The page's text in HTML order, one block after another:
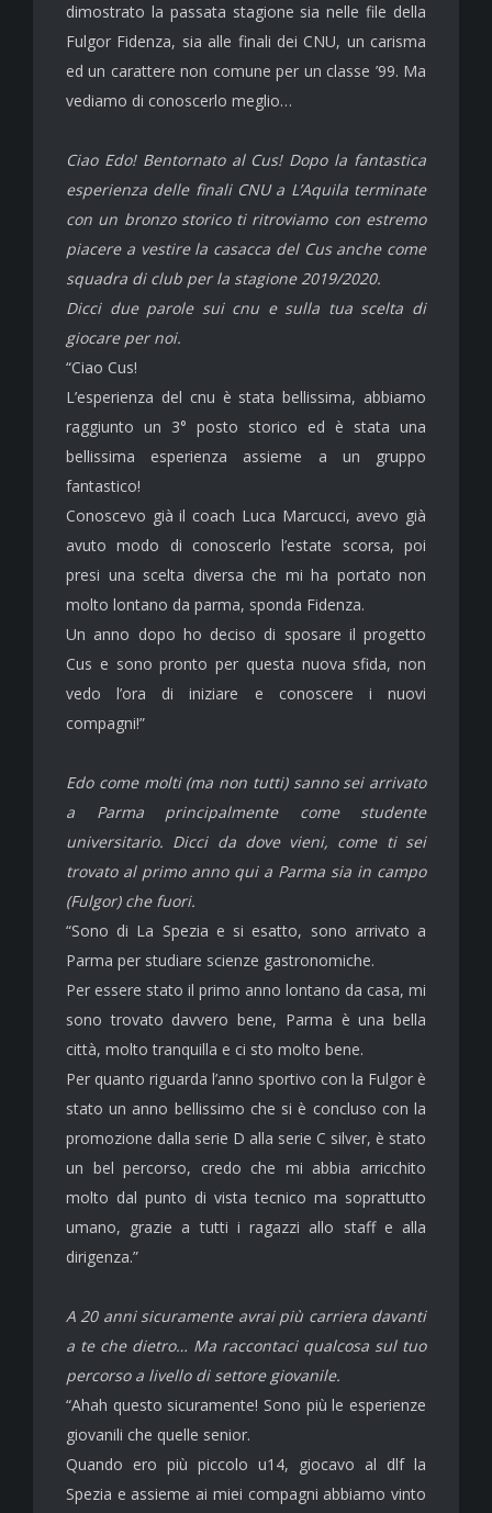
dimostrato la passata stagione sia nelle file della
Fulgor Fidenza, sia alle finali dei CNU, un carisma
ed un carattere non comune per un classe ’99. Ma
vediamo di conoscerlo meglio…
Ciao Edo! Bentornato al Cus! Dopo la fantastica
esperienza delle finali CNU a L’Aquila terminate
con un bronzo storico ti ritroviamo con estremo
piacere a vestire la casacca del Cus anche come
squadra di club per la stagione 2019/2020.
Dicci due parole sui cnu e sulla tua scelta di
giocare per noi.
“Ciao Cus!
L’esperienza del cnu è stata bellissima, abbiamo
raggiunto un 3° posto storico ed è stata una
bellissima esperienza assieme a un gruppo
fantastico!
Conoscevo già il coach Luca Marcucci, avevo già
avuto modo di conoscerlo l’estate scorsa, poi
presi una scelta diversa che mi ha portato non
molto lontano da parma, sponda Fidenza.
Un anno dopo ho deciso di sposare il progetto
Cus e sono pronto per questa nuova sfida, non
vedo l’ora di iniziare e conoscere i nuovi
compagni!”
Edo come molti (ma non tutti) sanno sei arrivato
a Parma principalmente come studente
universitario. Dicci da dove vieni, come ti sei
trovato al primo anno qui a Parma sia in campo
(Fulgor) che fuori.
“Sono di La Spezia e si esatto, sono arrivato a
Parma per studiare scienze gastronomiche.
Per essere stato il primo anno lontano da casa, mi
sono trovato davvero bene, Parma è una bella
città, molto tranquilla e ci sto molto bene.
Per quanto riguarda l’anno sportivo con la Fulgor è
stato un anno bellissimo che si è concluso con la
promozione dalla serie D alla serie C silver, è stato
un bel percorso, credo che mi abbia arricchito
molto dal punto di vista tecnico ma soprattutto
umano, grazie a tutti i ragazzi allo staff e alla
dirigenza.”
A 20 anni sicuramente avrai più carriera davanti
a te che dietro… Ma raccontaci qualcosa sul tuo
percorso a livello di settore giovanile.
“Ahah questo sicuramente! Sono più le esperienze
giovanili che quelle senior.
Quando ero più piccolo u14, giocavo al dlf la
Spezia e assieme ai miei compagni abbiamo vinto